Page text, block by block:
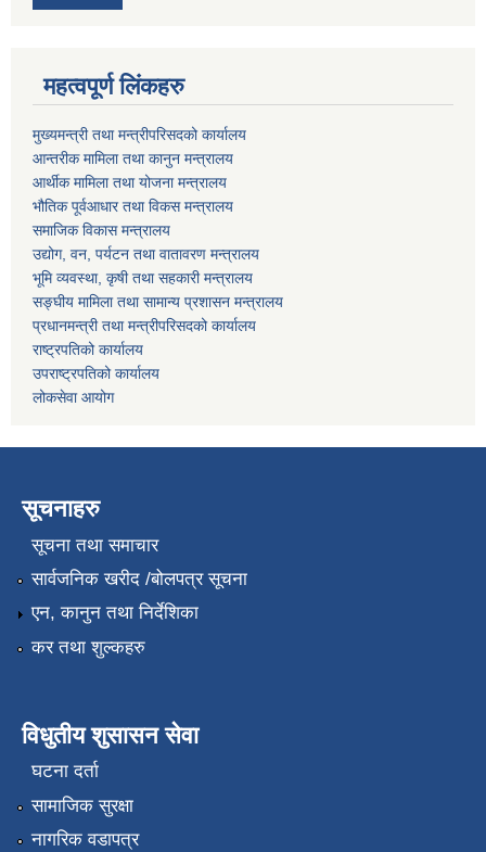
महत्वपूर्ण लिंकहरु
मुख्यमन्त्री तथा मन्त्रीपरिसदको कार्यालय
आन्तरीक मामिला तथा कानुन मन्त्रालय
आर्थीक मामिला तथा योजना मन्त्रालय
भौतिक पूर्वआधार तथा विकस मन्त्रालय
समाजिक विकास मन्त्रालय
उद्योग, वन, पर्यटन तथा वातावरण मन्त्रालय
भूमि व्यवस्था, कृषी तथा सहकारी मन्त्रालय
सङ्घीय मामिला तथा सामान्य प्रशासन मन्त्रालय
प्रधानमन्त्री तथा मन्त्रीपरिसदको कार्यालय
राष्ट्रपतिको कार्यालय
उपराष्ट्रपतिको कार्यालय
लोकसेवा आयोग
सूचनाहरु
सूचना तथा समाचार
सार्वजनिक खरीद /बोलपत्र सूचना
एन, कानुन तथा निर्देशिका
कर तथा शुल्कहरु
विधुतीय शुसासन सेवा
घटना दर्ता
सामाजिक सुरक्षा
नागरिक वडापत्र